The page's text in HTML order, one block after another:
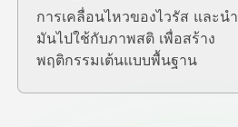
การเคลื่อนไหวของไวรัส และนํา
มันไปใช้กับภาพสติ เพื่อสร้าง
พฤติกรรมเต้นแบบพื้นฐาน